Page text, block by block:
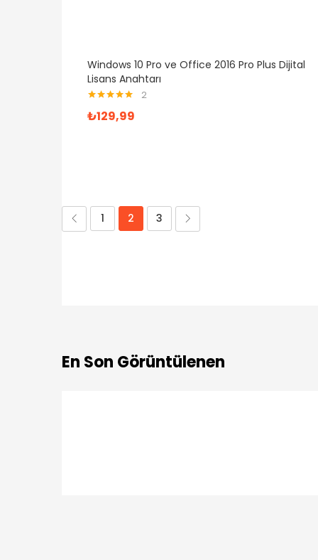
Windows 10 Pro ve Office 2016 Pro Plus Dijital
Lisans Anahtarı
5.00oy aldı
2
₺129,99
1 2 3
En Son Görüntülenen